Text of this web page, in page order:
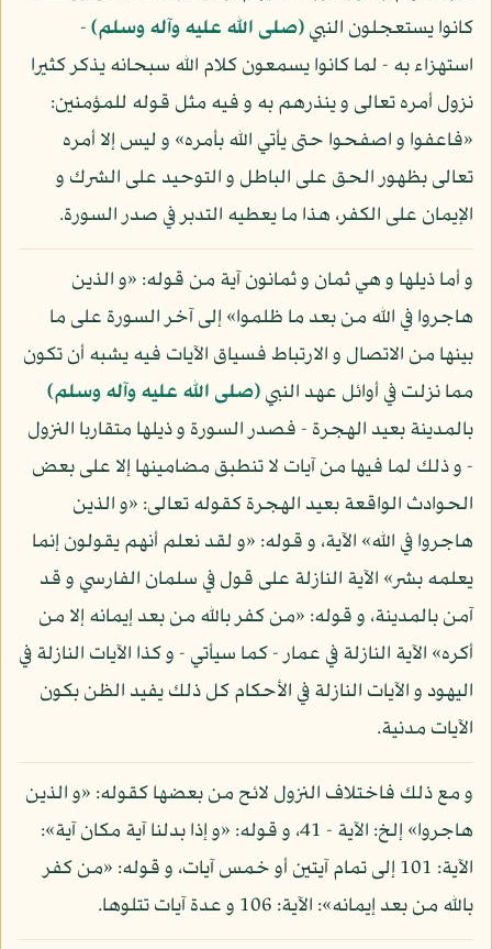
كانوا يستعجلون النبي(صلى الله عليه وآله وسلم)-
استهزاء به - لما كانوا يسمعون كلام الله سبحانه يذكر كثيرا
نزول أمره تعالى و ينذرهم به و فيه مثل قوله للمؤمنين:
«فاعفوا و اصفحوا حتى يأتي الله بأمره» و ليس إلا أمره
تعالى بظهور الحق على الباطل و التوحيد على الشرك و
الإيمان على الكفر، هذا ما يعطيه التدبر في صدر السورة.
و أما ذيلها و هي ثمان و ثمانون آية من قوله: «و الذين
هاجروا في الله من بعد ما ظلموا» إلى آخر السورة على ما
بينها من الاتصال و الارتباط فسياق الآيات فيه يشبه أن تكون
مما نزلت في أوائل عهد النبي(صلى الله عليه وآله وسلم)
بالمدينة بعيد الهجرة - فصدر السورة و ذيلها متقاربا النزول
- و ذلك لما فيها من آيات لا تنطبق مضامينها إلا على بعض
الحوادث الواقعة بعيد الهجرة كقوله تعالى: «و الذين
هاجروا في الله» الآية، و قوله: «و لقد نعلم أنهم يقولون إنما
يعلمه بشر» الآية النازلة على قول في سلمان الفارسي و قد
آمن بالمدينة، و قوله: «من كفر بالله من بعد إيمانه إلا من
أكره» الآية النازلة في عمار - كما سيأتي - و كذا الآيات النازلة في
اليهود و الآيات النازلة في الأحكام كل ذلك يفيد الظن بكون
الآيات مدنية.
و مع ذلك فاختلاف النزول لائح من بعضها كقوله: «و الذين
هاجروا» إلخ: الآية - 41، و قوله: «و إذا بدلنا آية مكان آية»:
الآية: 101 إلى تمام آيتين أو خمس آيات، و قوله: «من كفر
بالله من بعد إيمانه»: الآية: 106 و عدة آيات تتلوها.